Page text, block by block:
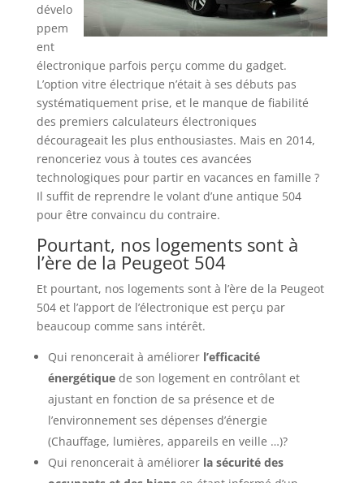
dévelo
ppem
ent
électronique parfois perçu comme du gadget.
L’option vitre électrique n’était à ses débuts pas
systématiquement prise, et le manque de fiabilité
des premiers calculateurs électroniques
décourageait les plus enthousiastes. Mais en 2014,
renonceriez vous à toutes ces avancées
technologiques pour partir en vacances en famille ?
Il suffit de reprendre le volant d’une antique 504
pour être convaincu du contraire.
Pourtant, nos logements sont à
l’ère de la Peugeot 504
Et pourtant, nos logements sont à l’ère de la Peugeot
504 et l’apport de l’électronique est perçu par
beaucoup comme sans intérêt.
Qui renoncerait à améliorerl’efficacité
énergétiquede son logement en contrôlant et
ajustant en fonction de sa présence et de
l’environnement ses dépenses d’énergie
(Chauffage, lumières, appareils en veille …)?
Qui renoncerait à améliorer la sécurité des